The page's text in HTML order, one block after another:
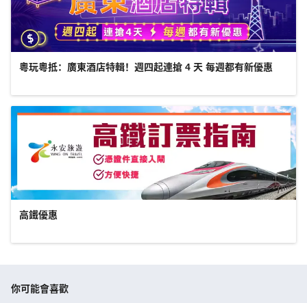
粵玩粵抵：廣東酒店特輯！週四起連搶 4 天 每週都有新優惠
高鐵優惠
你可能會喜歡